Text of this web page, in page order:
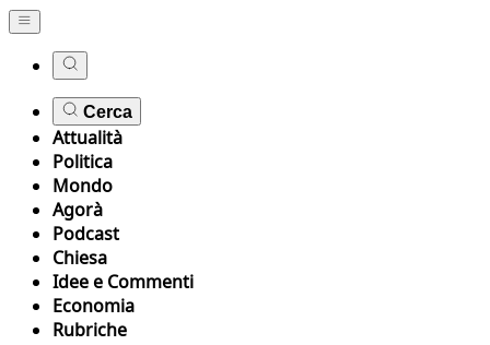
Cerca
Attualità
Politica
Mondo
Agorà
Podcast
Chiesa
Idee e Commenti
Economia
Rubriche